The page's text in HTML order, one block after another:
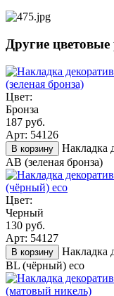
Другие
Цвет:
Бронза
187 руб.
Арт: 54126
В корзину
Накладка
AB (зеленая бронза)
Цвет:
Черный
130 руб.
Арт: 54127
В корзину
Накладка
BL (чёрный) eco